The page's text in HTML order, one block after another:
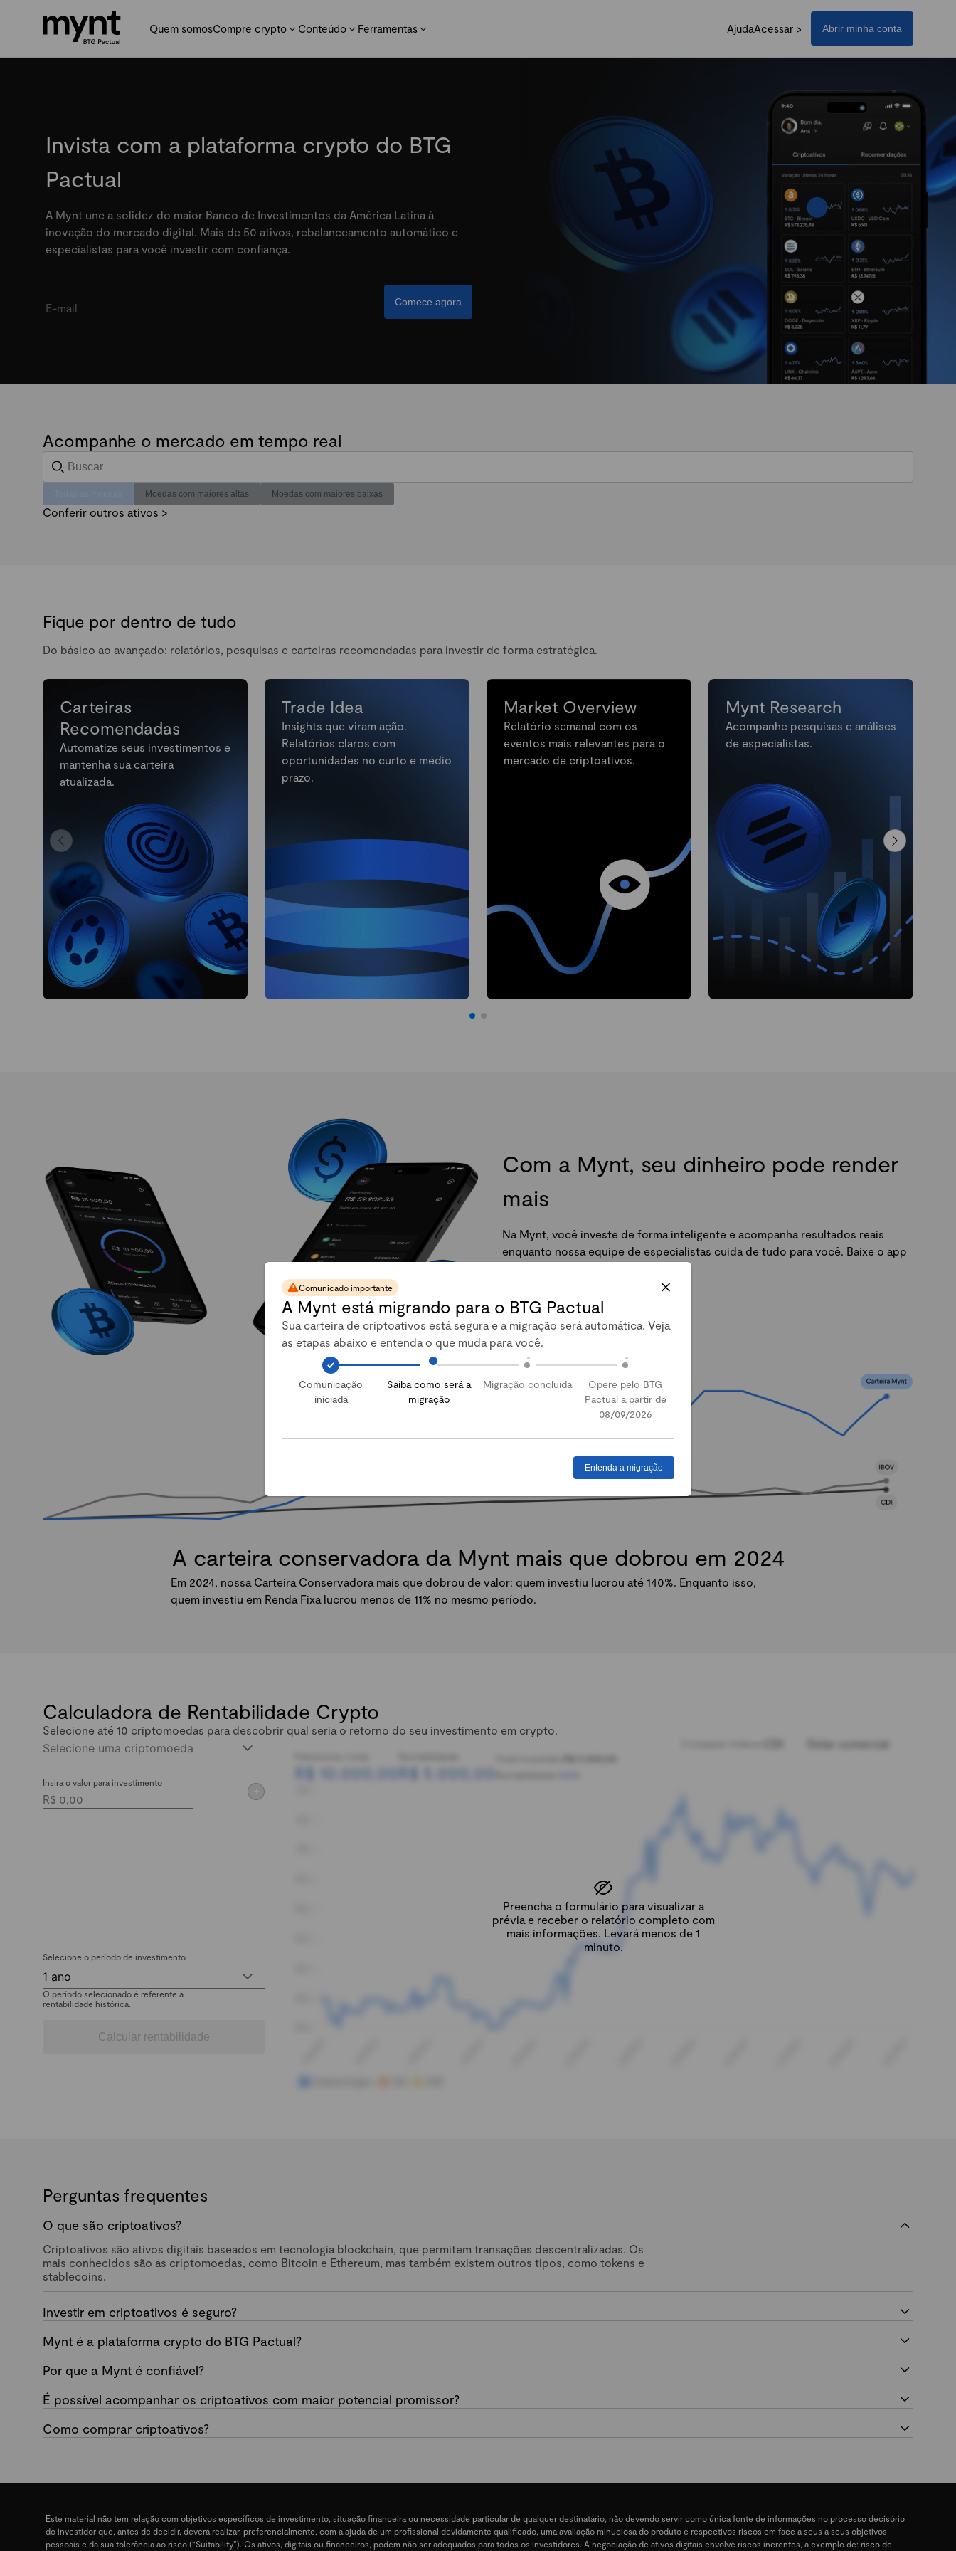
Quem somosCompre crypto Conteúdo Ferramentas AjudaAcessar > Abrir minha conta
Invista com a plataforma crypto do BTG
Pactual
A Mynt une a solidez do maior Banco de Investimentos da América Latina à
inovação do mercado digital. Mais de 50 ativos, rebalanceamento automático e
especialistas para você investir com confiança.
E-mail Comece agora
Acompanhe o mercado em tempo real
Moedas com maiores altas Moedas com maiores baixas
Conferir outros ativos >
Fique por dentro de tudo
Do básico ao avançado: relatórios, pesquisas e carteiras recomendadas para investir de forma estratégica.
Carteiras
Recomendadas
Automatize seus investimentos e
mantenha sua carteira
atualizada.
Trade Idea
Insights que viram ação.
Relatórios claros com
oportunidades no curto e médio
prazo.
Market Overview
Relatório semanal com os
eventos mais relevantes para o
mercado de criptoativos.
Mynt Research
Acompanhe pesquisas e análises
de especialistas.
Com a Mynt, seu dinheiro pode render
mais
Na Mynt, você investe de forma inteligente e acompanha resultados reais
enquanto nossa equipe de especialistas cuida de tudo para você. Baixe o app
Abrir conta
A carteira conservadora da Mynt mais que dobrou em 2024
Em 2024, nossa Carteira Conservadora mais que dobrou de valor: quem investiu lucrou até 140%. Enquanto isso,
quem investiu em Renda Fixa lucrou menos de 11% no mesmo período.
Calculadora de Rentabilidade Crypto
Selecione até 10 criptomoedas para descobrir qual seria o retorno do seu investimento em crypto.
Selecione uma criptomoeda
Insira o valor para investimento
Selecione o período de investimento
1 ano
O período selecionado é referente à
rentabilidade histórica.
Calcular rentabilidade
Preencha o formulário para visualizar a
prévia e receber o relatório completo com
mais informações. Levará menos de 1
minuto.
Dólar comercial
R$ 10.000,00 R$ 5.000,00
Perguntas frequentes
O que são criptoativos?
Criptoativos são ativos digitais baseados em tecnologia blockchain, que permitem transações descentralizadas. Os
mais conhecidos são as criptomoedas, como Bitcoin e Ethereum, mas também existem outros tipos, como tokens e
stablecoins.
Investir em criptoativos é seguro?
Mynt é a plataforma crypto do BTG Pactual?
Por que a Mynt é confiável?
É possível acompanhar os criptoativos com maior potencial promissor?
Como comprar criptoativos?
Este material não tem relação com objetivos específicos de investimento, situação financeira ou necessidade particular de qualquer destinatário, não devendo servir como única fonte de informações no processo decisório
do investidor que, antes de decidir, deverá realizar, preferencialmente, com a ajuda de um profissional devidamente qualificado, uma avaliação minuciosa do produto e respectivos riscos em face a seus a seus objetivos
pessoais e da sua tolerância ao risco (“Suitability”). Os ativos, digitais ou financeiros, podem não ser adequados para todos os investidores. A negociação de ativos digitais envolve riscos inerentes, a exemplo de: risco de
Comunicado importante
A Mynt está migrando para o BTG Pactual
Sua carteira de criptoativos está segura e a migração será automática. Veja
as etapas abaixo e entenda o que muda para você.
Comunicação
iniciada
Saiba como será a
migração
Migração concluída
Opere pelo BTG
Pactual a partir de
08/09/2026
Entenda a migração